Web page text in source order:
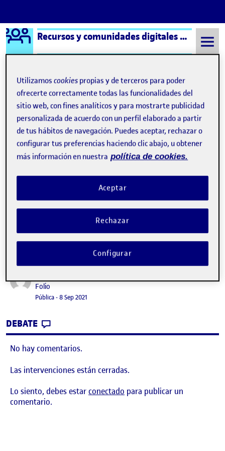
Saltar al contenido
Logo Ágora Recursos y comunidades digitales aula 3
Semestre 20221 - Aula 3 Folio
Folio
Publicado por
Folio
Visibilidad:
Pública-Fecha de publicación
8 Sep 2021
DEBATE
No hay comentarios.
Las intervenciones están cerradas.
Lo siento, debes estarconectado para publicar un
comentario.
Utilizamoscookies propias y de terceros para poder
ofrecerte correctamente todas las funcionalidades del
sitio web, con fines analíticos y para mostrarte publicidad
personalizada de acuerdo con un perfil elaborado a partir
de tus hábitos de navegación. Puedes aceptar, rechazar o
configurar tus preferencias haciendo clic abajo, u obtener
más información en nuestra política de cookies.
Rechazar
Aceptar
Configurar